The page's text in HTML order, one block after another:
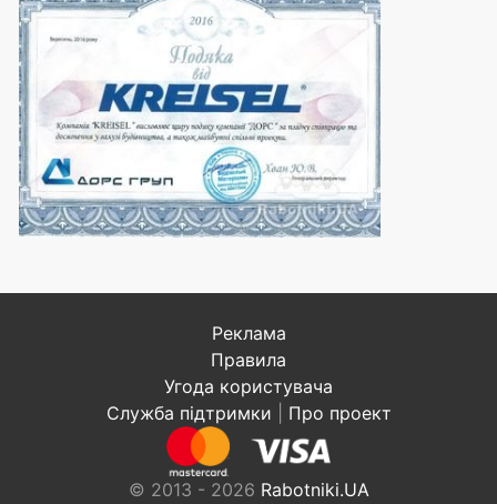
Реклама
Правила
Угода користувача
Служба підтримки
Про проект
© 2013 - 2026 Rabotniki.UA